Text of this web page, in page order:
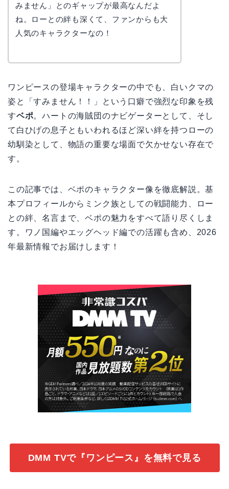
みません」とのギャップが最高なんだよ
ね。ローとの絆も深くて、ファンからも大
人気のキャラクターなの！
ワンピースの登場キャラクターの中でも、白いクマの
姿と「すみません！！」という口癖で強烈な印象を残
すベポ。ハートの海賊団のナビゲーターとして、そし
て白ひげの息子ともいわれるほど深い絆を持つローの
幼馴染として、物語の重要な場面で欠かせない存在で
す。
この記事では、ベポのキャラクター像を徹底解説。基
本プロフィールからミンク族としての戦闘能力、ロー
との絆、名言まで、ベポの魅力をすべて語り尽くしま
す。ワノ国編やエッグヘッド編での活躍も含め、2026
年最新情報でお届けします！
DMM TVで『ワンピース』を無料で見る